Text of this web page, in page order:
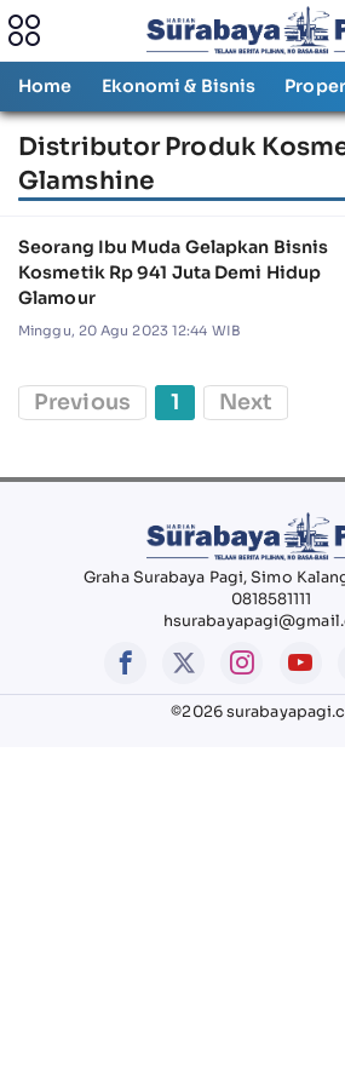
Home Ekonomi & Bisnis
Distributor Produk
Glamshine
Seorang Ibu Muda Gelapkan Bisnis
Kosmetik Rp 941 Juta Demi Hidup
Glamour
Minggu, 20 Agu 2023 12:44 WIB
Previous 1 Next
Graha Surabaya Pagi, Simo
0818581111
©2026